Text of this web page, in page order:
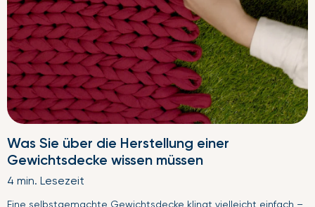
Was Sie über die Herstellung einer
Gewichtsdecke wissen müssen
4 min. Lesezeit
Eine selbstgemachte Gewichtsdecke klingt vielleicht einfach –